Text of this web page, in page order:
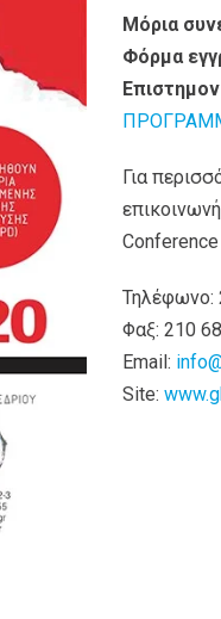
Μόρια
Φόρμα
Για
Τηλέφωνο:
Φαξ: 210
Email:
Site: